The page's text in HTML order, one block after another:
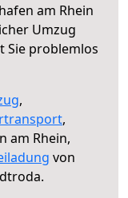
am Rhein
Umzug
Sie problemlos
,
,
am Rhein,
von